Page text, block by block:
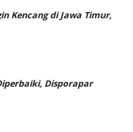
Kencang di Jawa Timur,
Disporapar